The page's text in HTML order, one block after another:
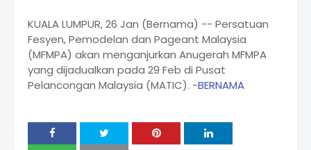
KUALA LUMPUR, 26 Jan (Bernama) -- Persatuan
Fesyen, Pemodelan dan Pageant Malaysia
(MFMPA) akan menganjurkan Anugerah MFMPA
yang dijadualkan pada 29 Feb di Pusat
Pelancongan Malaysia (MATIC). -BERNAMA